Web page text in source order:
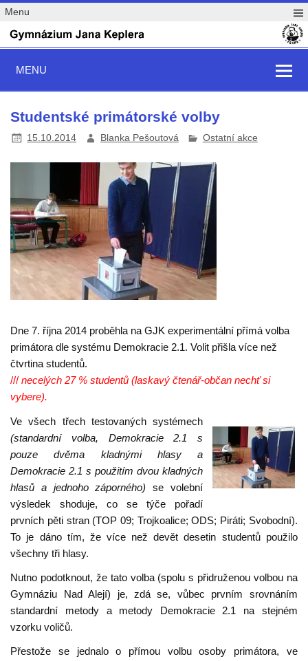
Menu
MENU
Studentské primátorské volby
15.10.2014 Blanka Pešoutová Ostatní akce
Dne 7. října 2014 proběhla na GJK experimentální přímá volba
primátora dle systému Demokracie 2.1. Volit přišla více než
čtvrtina studentů.
///necelých 27 % studentů (laskavý čtenář-občan nechť si
vybere).
Ve všech třech testovaných systémech
(standardní volba, Demokracie 2.1 s
pouze dvěma kladnými hlasy a
Demokracie 2.1 s použitím dvou kladných
hlasů a jednoho záporného)se volební
výsledek shoduje, co se týče pořadí
prvních pěti stran (TOP 09; Trojkoalice; ODS; Piráti; Svobodní).
To je dáno tím, že více než devět desetin studentů použilo
všechny tři hlasy.
Nutno podotknout, že tato volba (spolu s přidruženou volbou na
Gymnáziu Nad Alejí) je, zdá se, vůbec prvním srovnáním
standardní metody a metody Demokracie 2.1 na stejném
vzorku voličů.
Přestože se jednalo o přímou volbu osoby primátora, ve